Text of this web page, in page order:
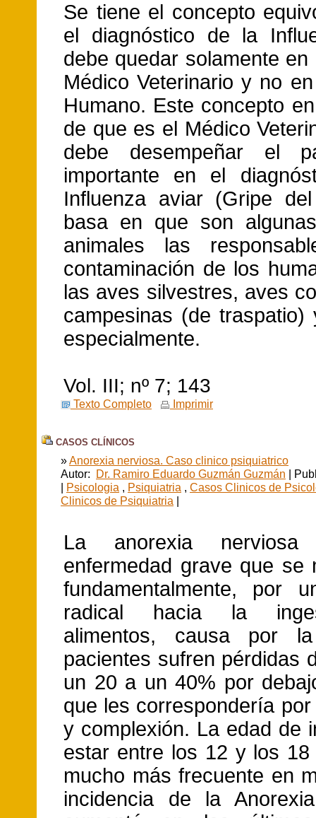
Se tiene el concepto
el diagnóstico de la
debe quedar solamente en
Médico Veterinario y no
Humano. Este concepto
de que es el Médico
debe desempeñar el
importante en el
Influenza aviar (Gripe
basa en que son
animales las
contaminación de los
las aves silvestres, aves
campesinas (de traspatio)
especialmente.
Vol. III; nº 7; 143
Texto Completo Imprimir
CASOS CLÍNICOS
»Anorexia nerviosa. Caso clinico psiquiatrico
Autor: Dr. Ramiro Eduardo Guzmán Guzmán |
| Psicologia , Psiquiatria , Casos Clinicos de
Clinicos de Psiquiatria |
La anorexia
enfermedad grave que se
fundamentalmente, por
radical hacia la
alimentos, causa por
pacientes sufren pérdidas
un 20 a un 40% por
que les correspondería
y complexión. La edad de
estar entre los 12 y los
mucho más frecuente en
incidencia de la